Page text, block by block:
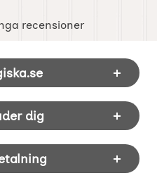
recensioner
och länkar
dig